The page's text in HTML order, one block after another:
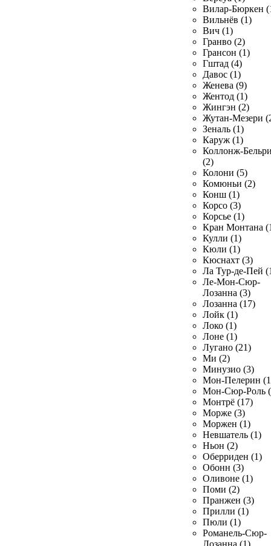
Вилар-Бюркен
Вильнёв (1)
Вич (1)
Гранво (2)
Грансон (1)
Гштад (4)
Давос (1)
Женева (9)
Жентод (1)
Жингэн (2)
Жутан-Мезери
Зеналь (1)
Каруж (1)
Коллонж-
(2)
Колони (5)
Комюньи (2)
Конш (1)
Корсо (3)
Корсье (1)
Кран Монтана
Кулли (1)
Кюли (1)
Кюснахт (3)
Ла Тур-де-Пей
Ле-Мон-Сюр-
Лозанна (3)
Лозанна (17)
Лойк (1)
Локо (1)
Лоне (1)
Лугано (21)
Ми (2)
Минузио (3)
Мон-Пелерин
Мон-Сюр-Роль
Монтрё (17)
Морже (3)
Моржен (1)
Невшатель (1)
Ньон (2)
Оберриден (1)
Обонн (3)
Оливоне (1)
Поми (2)
Пранжен (3)
Прилли (1)
Пюли (1)
Романель-Сюр-
Лозанна (1)